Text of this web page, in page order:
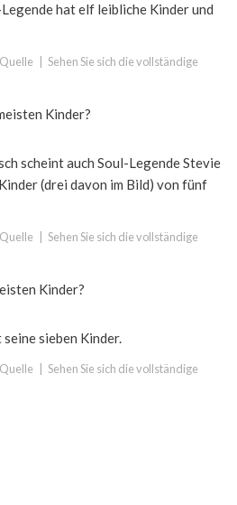
hat elf leibliche Kinder und
Sehen Sie sich die vollständige
Kinder?
scheint auch Soul-Legende Stevie
(drei davon im Bild) von fünf
Sehen Sie sich die vollständige
Kinder?
sieben Kinder.
Sehen Sie sich die vollständige